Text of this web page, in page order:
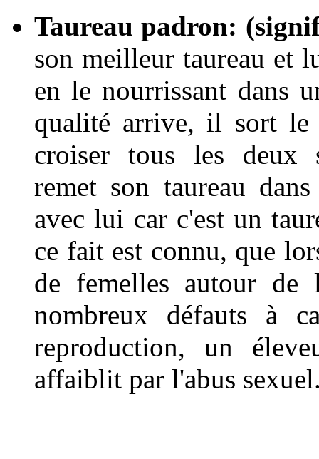
Taureau padron:
son meilleur taureau et
en le nourrissant dans
qualité arrive, il sort le
croiser tous les deux
remet son taureau
avec lui car c'est un
ce fait est connu, que
de femelles autour de
nombreux défauts à
reproduction, un
affaiblit par l'abus